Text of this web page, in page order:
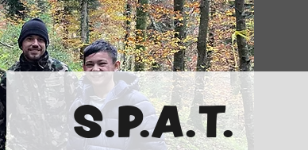
S.P.A.T.